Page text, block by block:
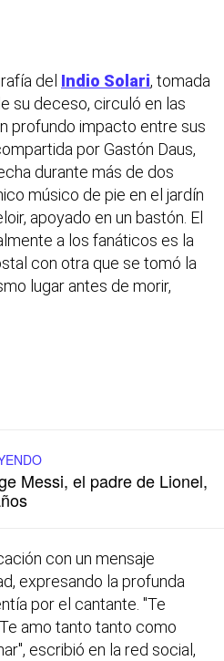
del Indio Solari, tomada
su deceso, circuló en las
profundo impacto entre sus
por Gastón Daus,
durante más de dos
músico de pie en el jardín
apoyado en un bastón. El
a los fanáticos es la
con otra que se tomó la
lugar antes de morir,
Messi, el padre de Lionel,
con un mensaje
expresando la profunda
por el cantante. "Te
amo tanto tanto como
escribió en la red social,